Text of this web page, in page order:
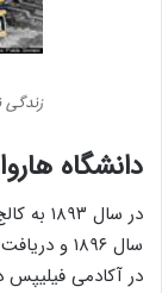
زندگی
دانشگاه
در
سال ۱۸۹۶
در آکادمی فیلیپس